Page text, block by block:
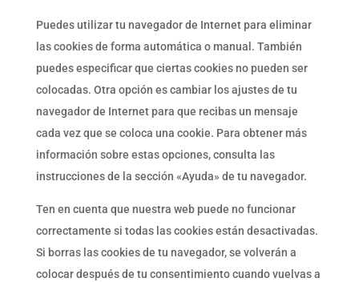
Puedes utilizar tu navegador de Internet para eliminar
las cookies de forma automática o manual. También
puedes especificar que ciertas cookies no pueden ser
colocadas. Otra opción es cambiar los ajustes de tu
navegador de Internet para que recibas un mensaje
cada vez que se coloca una cookie. Para obtener más
información sobre estas opciones, consulta las
instrucciones de la sección «Ayuda» de tu navegador.
Ten en cuenta que nuestra web puede no funcionar
correctamente si todas las cookies están desactivadas.
Si borras las cookies de tu navegador, se volverán a
colocar después de tu consentimiento cuando vuelvas a